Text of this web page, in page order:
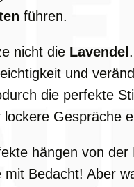
führen.
nicht die Lavendel
und
die perfekte
Gespräche
hängen von
mit Bedacht! Aber